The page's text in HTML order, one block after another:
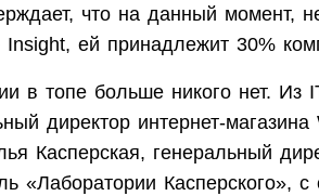
что на данный момент,
Insight, ей принадлежит 30%
в топе больше никого нет.
директор интернет-
Касперская, генеральный
«Лаборатории Касперского»,